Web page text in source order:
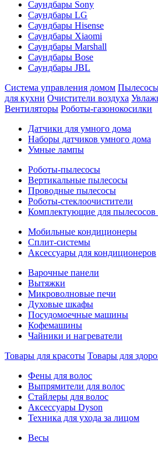
Саундбары Sony
Саундбары LG
Саундбары Hisense
Саундбары Xiaomi
Саундбары Marshall
Саундбары Bose
Саундбары JBL
Система управления домом
для кухни Очистители воздуха
Вентиляторы Роботы-газонокосилки
Датчики для умного дома
Наборы датчиков умного дома
Умные лампы
Роботы-пылесосы
Вертикальные пылесосы
Проводные пылесосы
Роботы-стеклоочистители
Комплектующие для
Мобильные кондиционеры
Сплит-системы
Аксессуары для кондиционеров
Варочные панели
Вытяжки
Микроволновые печи
Духовые шкафы
Посудомоечные машины
Кофемашины
Чайники и нагреватели
Товары для красоты Товары для
Фены для волос
Выпрямители для волос
Стайлеры для волос
Аксессуары Dyson
Техника для ухода за лицом
Весы